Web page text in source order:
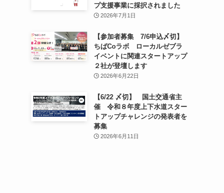
プ支援事業に採択されました
2026年7月1日
【参加者募集 7/6申込〆切】
ちばCoラボ ローカルゼブラ
イベントに関連スタートアップ
２社が登壇します
2026年6月22日
【6/22 〆切】 国土交通省主
催 令和８年度上下水道スター
トアップチャレンジの発表者を
募集
2026年6月11日